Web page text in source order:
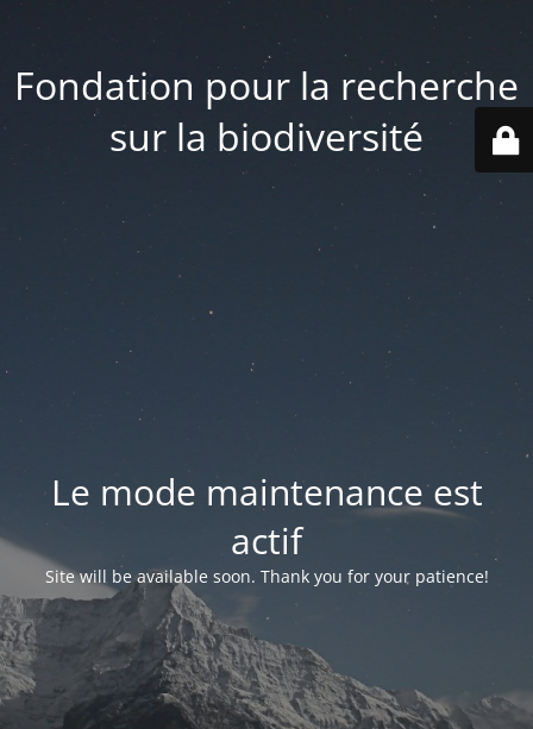
Fondation pour la recherche
sur la biodiversité
Le mode maintenance est
actif
Site will be available soon. Thank you for your patience!